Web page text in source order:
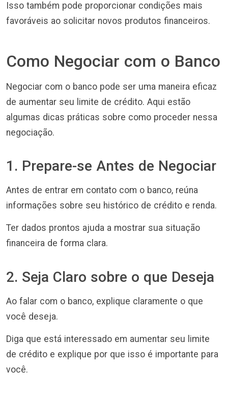
Isso também pode proporcionar condições mais
favoráveis ao solicitar novos produtos financeiros.
Como Negociar com o Banco
Negociar com o banco pode ser uma maneira eficaz
de aumentar seu limite de crédito. Aqui estão
algumas dicas práticas sobre como proceder nessa
negociação.
1. Prepare-se Antes de Negociar
Antes de entrar em contato com o banco, reúna
informações sobre seu histórico de crédito e renda.
Ter dados prontos ajuda a mostrar sua situação
financeira de forma clara.
2. Seja Claro sobre o que Deseja
Ao falar com o banco, explique claramente o que
você deseja.
Diga que está interessado em aumentar seu limite
de crédito e explique por que isso é importante para
você.